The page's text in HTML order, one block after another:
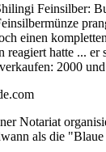
Feinsilber:
einen
reagiert hatte ...
verkaufen: 2000
Notariat
als die